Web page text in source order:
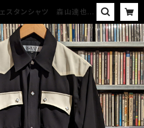
スタンシャツ 森山達也モ
ACTION WEB-STORE